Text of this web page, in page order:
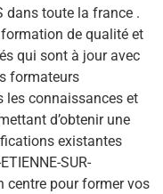
dans toute la france .
de qualité et
qui sont à jour avec
formateurs
les connaissances et
d’obtenir une
existantes
SUR-
centre pour former vos